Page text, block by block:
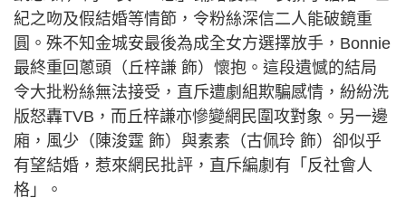
紀之吻及假結婚等情節，令粉絲深信二人能破鏡重
圓。殊不知金城安最後為成全女方選擇放手，Bonnie
最終重回蔥頭（丘梓謙 飾）懷抱。這段遺憾的結局
令大批粉絲無法接受，直斥遭劇組欺騙感情，紛紛洗
版怒轟TVB，而丘梓謙亦慘變網民圍攻對象。另一邊
廂，風少（陳浚霆 飾）與素素（古佩玲 飾）卻似乎
有望結婚，惹來網民批評，直斥編劇有「反社會人
格」。